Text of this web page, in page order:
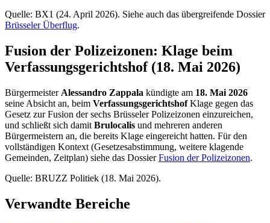
Quelle: BX1 (24. April 2026). Siehe auch das übergreifende Dossier
Brüsseler Überflug.
Fusion der Polizeizonen: Klage beim
Verfassungsgerichtshof (18. Mai 2026)
Bürgermeister Alessandro Zappala kündigte am 18. Mai 2026
seine Absicht an, beim VerfassungsgerichtshofKlage gegen das
Gesetz zur Fusion der sechs Brüsseler Polizeizonen einzureichen,
und schließt sich damit Brulocalis und mehreren anderen
Bürgermeistern an, die bereits Klage eingereicht hatten. Für den
vollständigen Kontext (Gesetzesabstimmung, weitere klagende
Gemeinden, Zeitplan) siehe das DossierFusion der Polizeizonen.
Quelle: BRUZZ Politiek (18. Mai 2026).
Verwandte Bereiche